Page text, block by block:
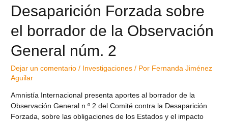
Desaparición Forzada sobre
el borrador de la Observación
General núm. 2
Dejar un comentario / Investigaciones / Por Fernanda Jiménez
Aguilar
Amnistía Internacional presenta aportes al borrador de la
Observación General n.º 2 del Comité contra la Desaparición
Forzada, sobre las obligaciones de los Estados y el impacto